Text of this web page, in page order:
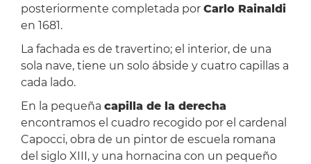
posteriormente completada por Carlo Rainaldi
en 1681.
La fachada es de travertino; el interior, de una
sola nave, tiene un solo ábside y cuatro capillas a
cada lado.
En la pequeña capilla de la derecha
encontramos el cuadro recogido por el cardenal
Capocci, obra de un pintor de escuela romana
del siglo XIII, y una hornacina con un pequeño